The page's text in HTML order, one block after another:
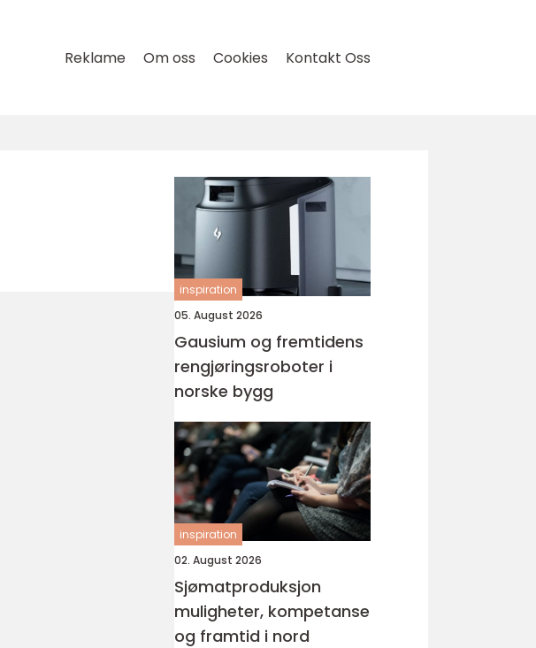
Reklame Om oss Cookies Kontakt Oss
inspiration
05. August 2026
Gausium og fremtidens
rengjøringsroboter i
norske bygg
inspiration
02. August 2026
Sjømatproduksjon
muligheter, kompetanse
og framtid i nord